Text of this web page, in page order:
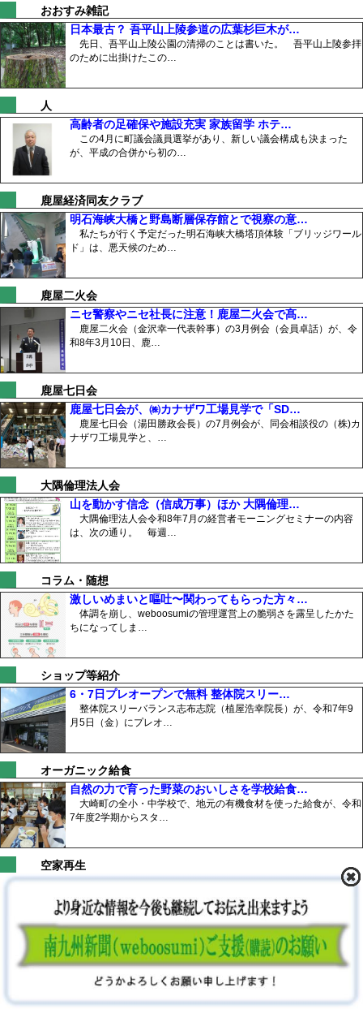
おおすみ雑記
日本最古？ 吾平山上陵参道の広葉杉巨木が…
先日、吾平山上陵公園の清掃のことは書いた。 吾平山上陵参拝
のために出掛けたこの…
人
高齢者の足確保や施設充実 家族留学 ホテ…
この4月に町議会議員選挙があり、新しい議会構成も決まった
が、平成の合併から初の…
鹿屋経済同友クラブ
明石海峡大橋と野島断層保存館とで視察の意…
私たちが行く予定だった明石海峡大橋塔頂体験「ブリッジワール
ド」は、悪天候のため…
鹿屋二火会
ニセ警察やニセ社長に注意！鹿屋二火会で髙…
鹿屋二火会（金沢幸一代表幹事）の3月例会（会員卓話）が、令
和8年3月10日、鹿…
鹿屋七日会
鹿屋七日会が、㈱カナザワ工場見学で「SD…
鹿屋七日会（湯田勝政会長）の7月例会が、同会相談役の（株)カ
ナザワ工場見学と、…
大隅倫理法人会
山を動かす信念（信成万事）ほか 大隅倫理…
大隅倫理法人会令和8年7月の経営者モーニングセミナーの内容
は、次の通り。 毎週…
コラム・随想
激しいめまいと嘔吐〜関わってもらった方々…
体調を崩し、weboosumiの管理運営上の脆弱さを露呈したかた
ちになってしま…
ショップ等紹介
6・7日プレオープンで無料 整体院スリー…
整体院スリーバランス志布志院（植屋浩幸院長）が、令和7年9
月5日（金）にプレオ…
オーガニック給食
自然の力で育った野菜のおいしさを学校給食…
大崎町の全小・中学校で、地元の有機食材を使った給食が、令和
7年度2学期からスタ…
空家再生
築100年を超える古民家 岩元邸祭りでに…
鹿屋市本町一番商店街「岩元邸夏祭り」が、令和7年8月23日、
同邸で開催され、多…